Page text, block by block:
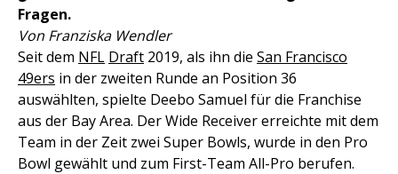
Fragen.
Von Franziska Wendler
Seit dem NFL Draft 2019, als ihn die San Francisco
49ers in der zweiten Runde an Position 36
auswählten, spielte Deebo Samuel für die Franchise
aus der Bay Area. Der Wide Receiver erreichte mit dem
Team in der Zeit zwei Super Bowls, wurde in den Pro
Bowl gewählt und zum First-Team All-Pro berufen.